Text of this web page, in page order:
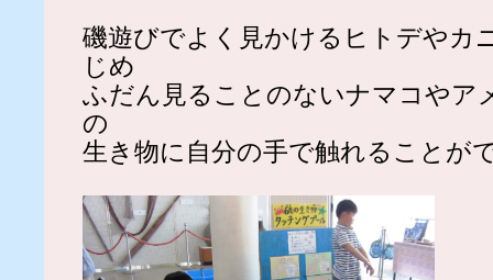
磯遊びでよく見かけるヒトデやカ
じめ
ふだん見ることのないナマコやア
の
生き物に自分の手で触れることが